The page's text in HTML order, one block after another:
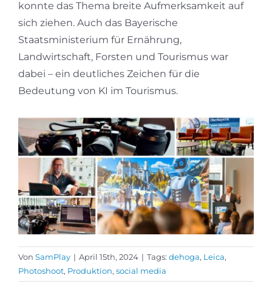
konnte das Thema breite Aufmerksamkeit auf
sich ziehen. Auch das Bayerische
Staatsministerium für Ernährung,
Landwirtschaft, Forsten und Tourismus war
dabei – ein deutliches Zeichen für die
Bedeutung von KI im Tourismus.
Von SamPlay | April 15th, 2024 | Tags: dehoga, Leica,
Photoshoot, Produktion, social media